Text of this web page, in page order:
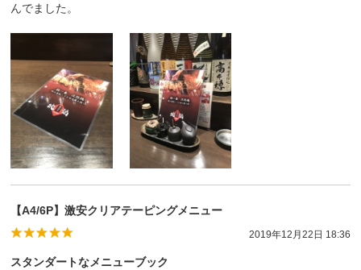
んでました。
【A4/6P】激安クリアテーピングメニュー
2019年12月22日 18:36
スタンダートなメニューブック